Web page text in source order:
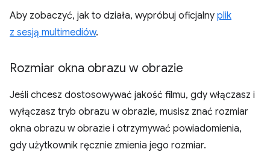
Aby zobaczyć, jak to działa, wypróbuj oficjalny plik
z sesją multimediów.
Rozmiar okna obrazu w obrazie
Jeśli chcesz dostosowywać jakość filmu, gdy włączasz i
wyłączasz tryb obrazu w obrazie, musisz znać rozmiar
okna obrazu w obrazie i otrzymywać powiadomienia,
gdy użytkownik ręcznie zmienia jego rozmiar.